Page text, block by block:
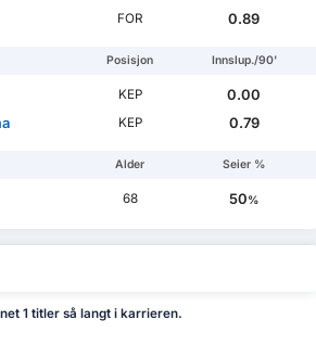
FOR 0.89
Posisjon Innslup./90'
KEP
0.00
KEP 0.79
Alder Seier %
68 50%
1 titler så langt i karrieren.